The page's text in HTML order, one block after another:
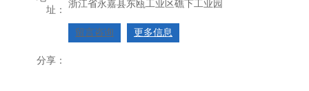
址：
浙江省永嘉县东瓯工业区礁下工业园
留言咨询 更多信息
分享：